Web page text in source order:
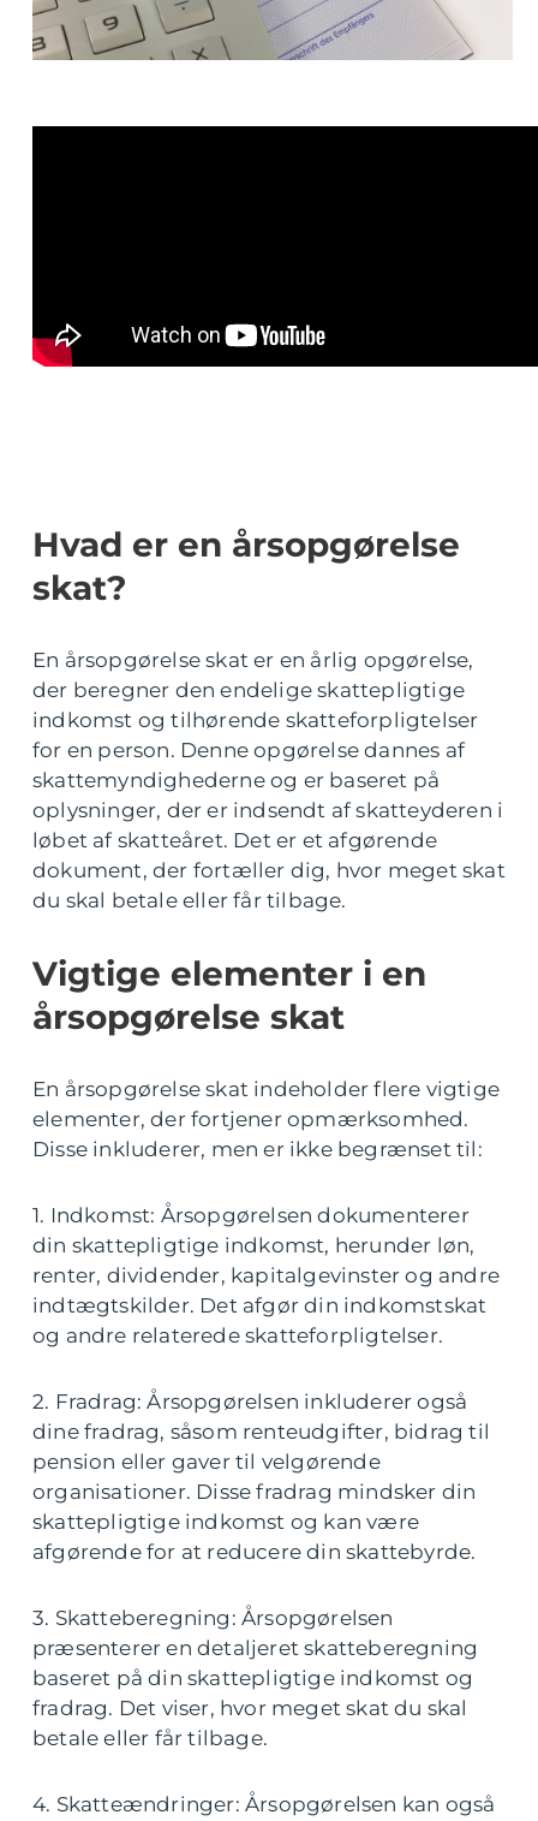
Hvad er en årsopgørelse
skat?
En årsopgørelse skat er en årlig opgørelse,
der beregner den endelige skattepligtige
indkomst og tilhørende skatteforpligtelser
for en person. Denne opgørelse dannes af
skattemyndighederne og er baseret på
oplysninger, der er indsendt af skatteyderen i
løbet af skatteåret. Det er et afgørende
dokument, der fortæller dig, hvor meget skat
du skal betale eller får tilbage.
Vigtige elementer i en
årsopgørelse skat
En årsopgørelse skat indeholder flere vigtige
elementer, der fortjener opmærksomhed.
Disse inkluderer, men er ikke begrænset til:
1. Indkomst: Årsopgørelsen dokumenterer
din skattepligtige indkomst, herunder løn,
renter, dividender, kapitalgevinster og andre
indtægtskilder. Det afgør din indkomstskat
og andre relaterede skatteforpligtelser.
2. Fradrag: Årsopgørelsen inkluderer også
dine fradrag, såsom renteudgifter, bidrag til
pension eller gaver til velgørende
organisationer. Disse fradrag mindsker din
skattepligtige indkomst og kan være
afgørende for at reducere din skattebyrde.
3. Skatteberegning: Årsopgørelsen
præsenterer en detaljeret skatteberegning
baseret på din skattepligtige indkomst og
fradrag. Det viser, hvor meget skat du skal
betale eller får tilbage.
4. Skatteændringer: Årsopgørelsen kan også